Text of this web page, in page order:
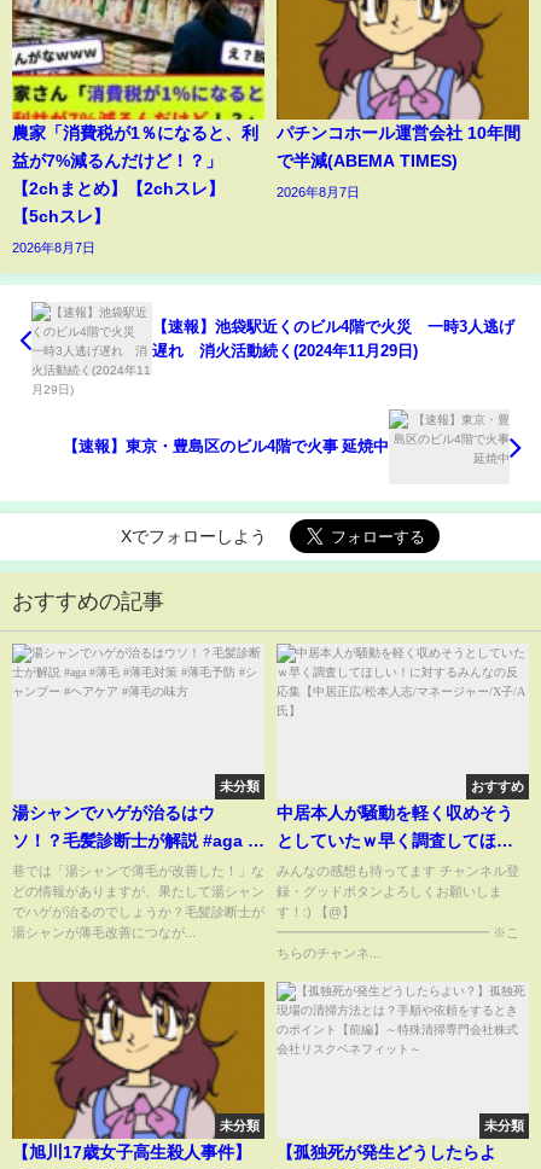
農家「消費税が1％になると、利
益が7%減るんだけど！？」
【2chまとめ】【2chスレ】
【5chスレ】
2026年8月7日
パチンコホール運営会社 10年間
で半減(ABEMA TIMES)
2026年8月7日
【速報】池袋駅近くのビル4階で火災 一時3人逃げ
遅れ 消火活動続く(2024年11月29日)
【速報】東京・豊島区のビル4階で火事 延焼中
Xでフォローしよう
おすすめの記事
未分類
湯シャンでハゲが治るはウ
ソ！？毛髪診断士が解説 #aga #
薄毛 #薄毛対策 #薄毛予防 #シャ
ンプー #ヘアケア #薄毛の味方
巷では「湯シャンで薄毛が改善した！」な
どの情報がありますが、果たして湯シャン
でハゲが治るのでしょうか？毛髪診断士が
湯シャンが薄毛改善につなが...
おすすめ
中居本人が騒動を軽く収めそう
としていたｗ早く調査してほし
い！に対するみんなの反応集
【中居正広/松本人志/マネージャ
ー/X子/A氏】
みんなの感想も待ってます チャンネル登
録・グッドボタンよろしくお願いしま
す！:) 【@】
━━━━━━━━━━━━━━━━ ※こ
ちらのチャンネ...
未分類
【旭川17歳女子高生殺人事件】
未分類
【孤独死が発生どうしたらよ